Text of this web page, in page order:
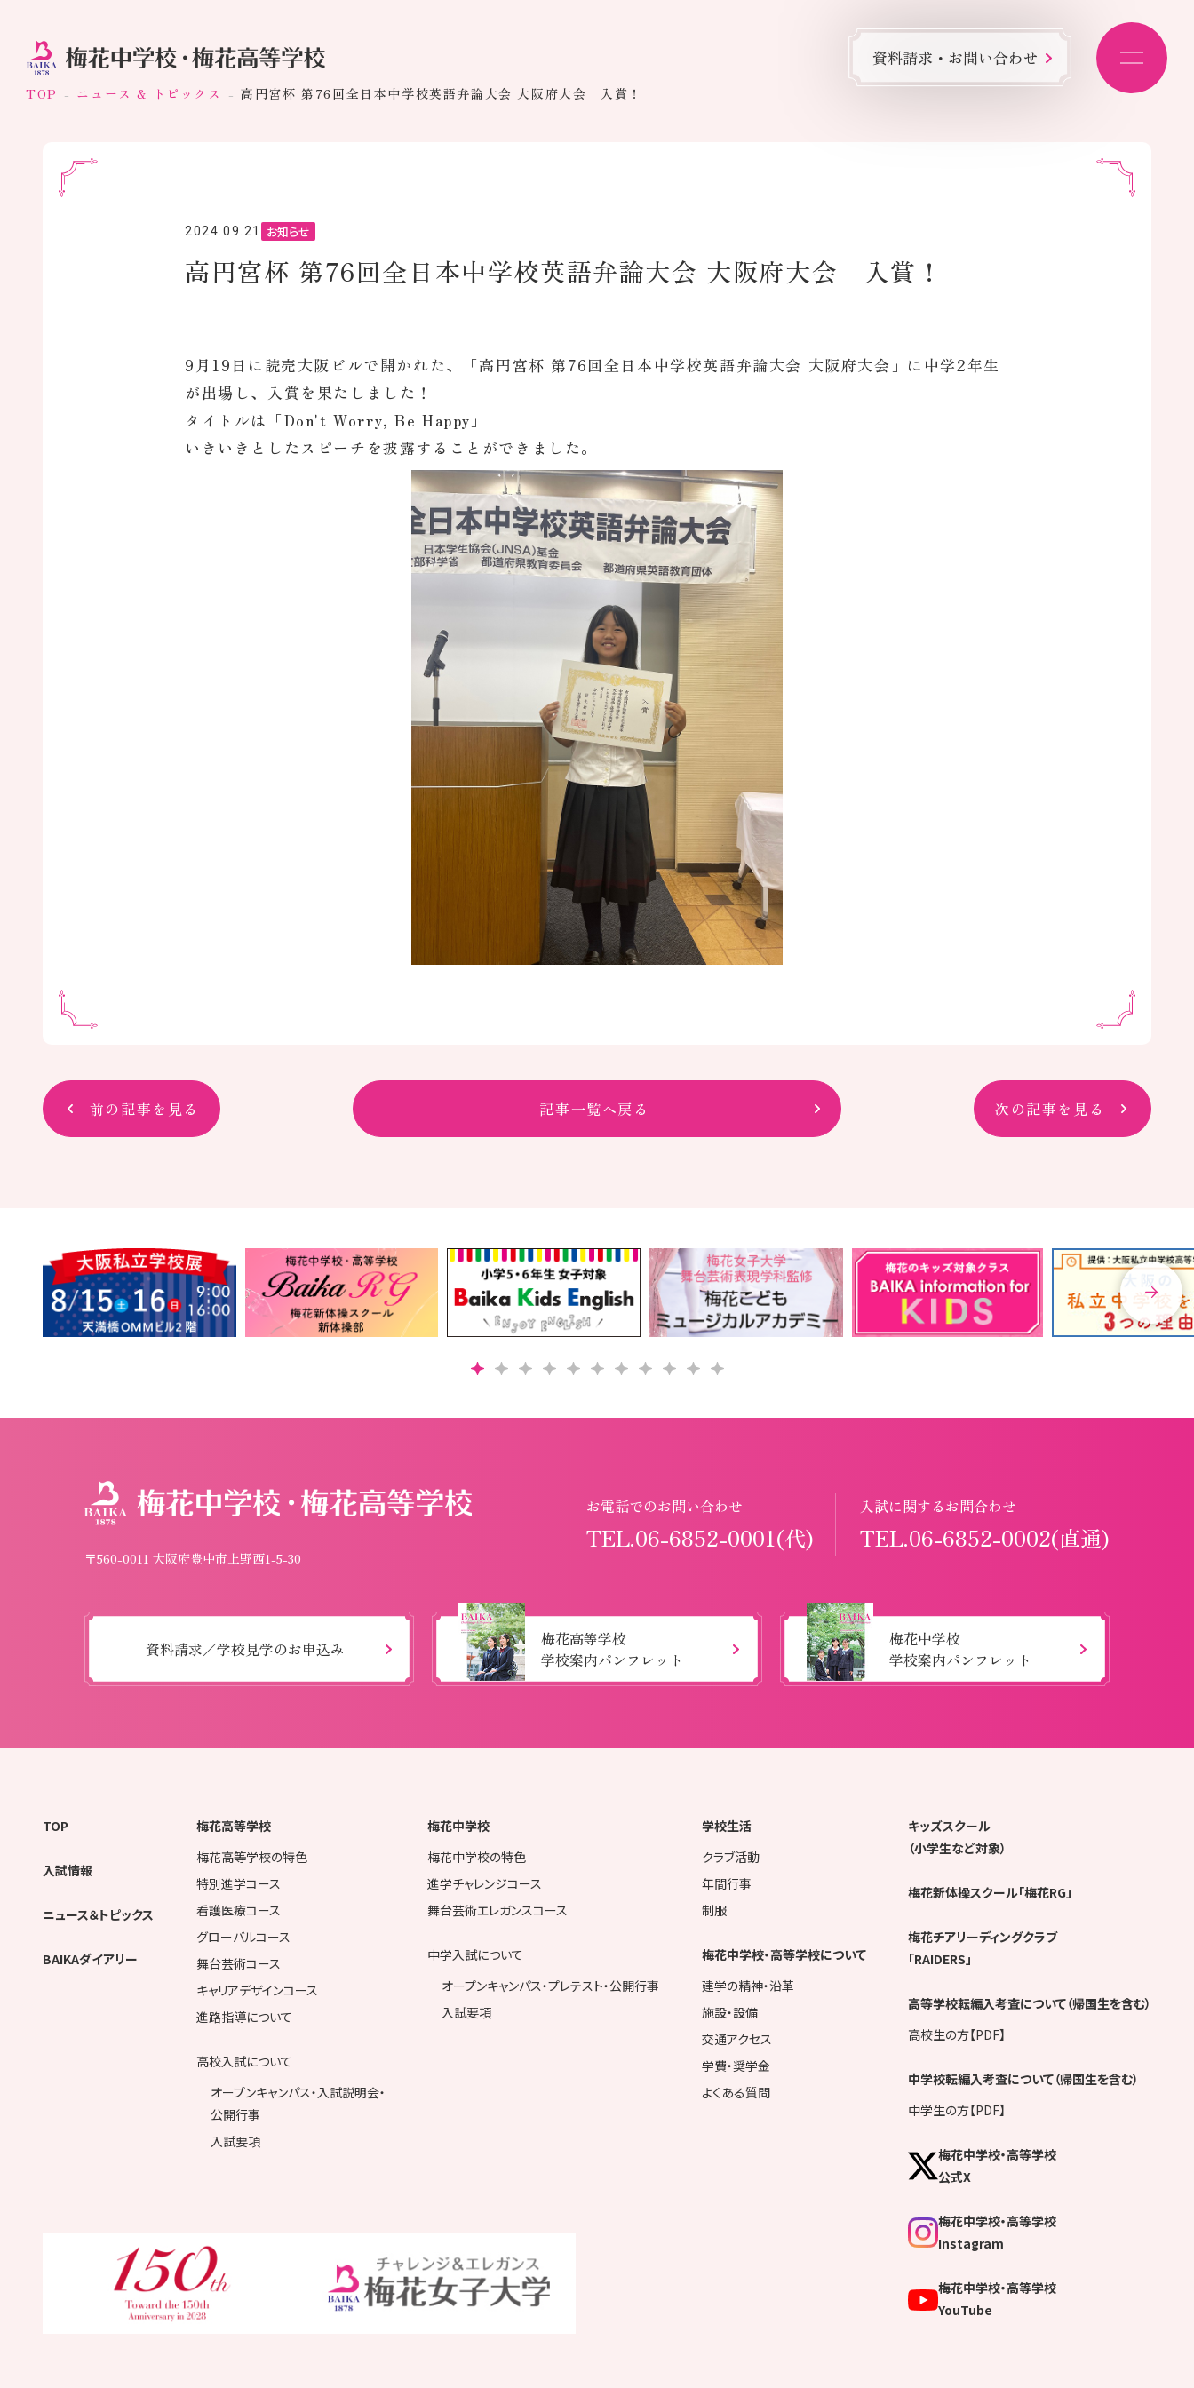
資料請求・お問い合わせ
TOP ニュース & トピックス 高円宮杯 第76回全日本中学校英語弁論大会 大阪府大会 入賞！
2024.09.21 お知らせ
高円宮杯 第76回全日本中学校英語弁論大会 大阪府大会 入賞！
9月19日に読売大阪ビルで開かれた、「高円宮杯 第76回全日本中学校英語弁論大会 大阪府大会」に中学2年生
が出場し、入賞を果たしました！
タイトルは「Don't Worry, Be Happy」
いきいきとしたスピーチを披露することができました。
前の記事を見る 次の記事を見る
記事一覧へ戻る
〒560-0011 大阪府豊中市上野西1-5-30
お電話でのお問い合わせ
TEL.06-6852-0001(代)
入試に関するお問合わせ
TEL.06-6852-0002(直通)
資料請求／学校見学のお申込み
梅花高等学校
学校案内パンフレット
梅花中学校
学校案内パンフレット
TOP
入試情報
ニュース＆トピックス
BAIKAダイアリー
梅花高等学校
梅花高等学校の特色
特別進学コース
看護医療コース
グローバルコース
舞台芸術コース
キャリアデザインコース
進路指導について
高校入試について
オープンキャンパス・入試説明会・
公開行事
入試要項
梅花中学校
梅花中学校の特色
進学チャレンジコース
舞台芸術エレガンスコース
中学入試について
オープンキャンパス・プレテスト・公開行事
入試要項
学校生活
クラブ活動
年間行事
制服
梅花中学校・高等学校について
建学の精神・沿革
施設・設備
交通アクセス
学費・奨学金
よくある質問
キッズスクール
（小学生など対象）
梅花新体操スクール「梅花RG」
梅花チアリーディングクラブ
「RAIDERS」
高等学校転編入考査について（帰国生を含む）
高校生の方【PDF】
中学校転編入考査について（帰国生を含む）
中学生の方【PDF】
梅花中学校・高等学校
公式X
梅花中学校・高等学校
Instagram
梅花中学校・高等学校
YouTube